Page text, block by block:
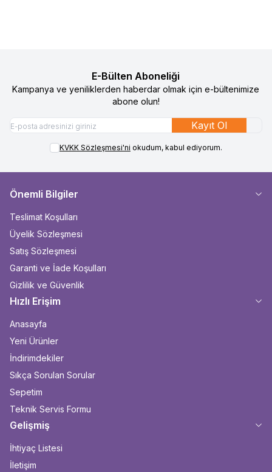
E-Bülten Aboneliği
Kampanya ve yeniliklerden haberdar olmak için e-bültenimize
abone olun!
Kayıt Ol
KVKK Sözleşmesi'ni okudum, kabul ediyorum.
Önemli Bilgiler
Teslimat Koşulları
Üyelik Sözleşmesi
Satış Sözleşmesi
Garanti ve İade Koşulları
Gizlilik ve Güvenlik
Hızlı Erişim
Anasayfa
Yeni Ürünler
İndirimdekiler
Sıkça Sorulan Sorular
Sepetim
Teknik Servis Formu
Gelişmiş
İhtiyaç Listesi
İletişim